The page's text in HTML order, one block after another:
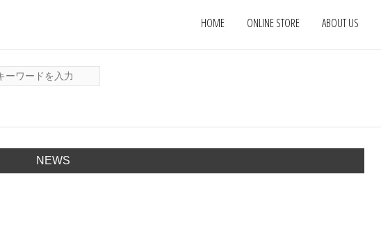
HOME ONLINE STORE ABOUT US
NEWS